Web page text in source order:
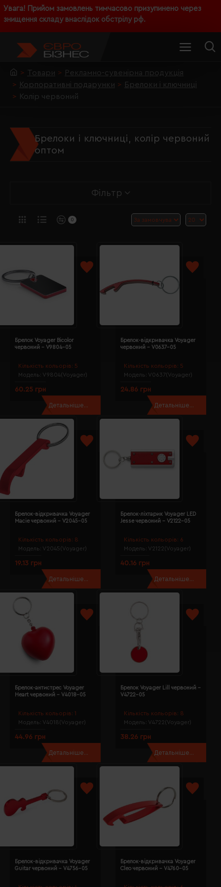
Увага! Прийом замовлень тимчасово призупинено через
знищення складу внаслідок обстрілу рф.
Товари
Рекламно-сувенірна продукція
Корпоративні подарунки
Брелоки і ключниці
Колір червоний
Брелоки і ключниці, колір червоний
оптом
Фільтр
0
Кількість кольорів: 5
Модель: V9804(Voyager)
Брелок Voyager Bicolor
червоний - V9804-05
60.25 грн
Детальніше...
Кількість кольорів: 5
Модель: V0637(Voyager)
Брелок-відкривачка Voyager
червоний - V0637-05
24.86 грн
Детальніше...
Кількість кольорів: 8
Модель: V2045(Voyager)
Брелок-відкривачка Voyager
Macie червоний - V2045-05
19.13 грн
Детальніше...
Кількість кольорів: 6
Модель: V2122(Voyager)
Брелок-ліхтарик Voyager LED
Jesse червоний - V2122-05
40.16 грн
Детальніше...
Кількість кольорів: 1
Модель: V4018(Voyager)
Брелок-антистрес Voyager
Heart червоний - V4018-05
44.96 грн
Детальніше...
Кількість кольорів: 8
Модель: V4722(Voyager)
Брелок Voyager Lill червоний -
V4722-05
38.26 грн
Детальніше...
Брелок-відкривачка Voyager
Guitar червоний - V4756-05
Брелок-відкривачка Voyager
Cleo червоний - V4760-05